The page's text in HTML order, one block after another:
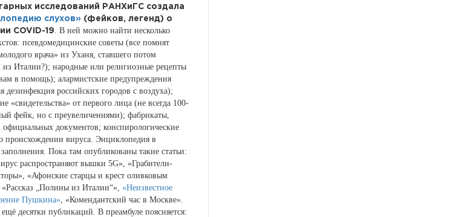
исследований РАНХиГС создала
слухов» (фейков, легенд) о
COVID-19. В ней можно найти несколько
псевдомедицинские советы (все помнят
врача» из Уханя, ставшего потом
из Италии?); народные или религиозные рецепты
в помощь); алармистские предупреждения
дезинфекция российских городов с воздуха);
«свидетельства» от первого лица (не всегда 100-
фейк, но с преувеличениями); фабрикаты,
официальных документов; конспирологические
происхождении вируса. Энциклопедия в
заполнения. Пока там опубликованы такие статьи:
распространяют вышки 5G», «Грабители-
«Афонские старцы и крест оливковым
„Полины из Италии“», «Неизвестное
Пушкина», «Комендантский час в Москве».
десятки публикаций. В преамбуле поясняется: